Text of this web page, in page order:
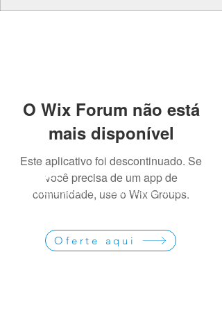
O Wix Forum não está
mais disponível
Este aplicativo foi descontinuado. Se
você precisa de um app de
comunidade, use o Wix Groups.
Oferte:
O Jornal de Apoio é um ministério sem fins lucrativos. As
Oferte aqui